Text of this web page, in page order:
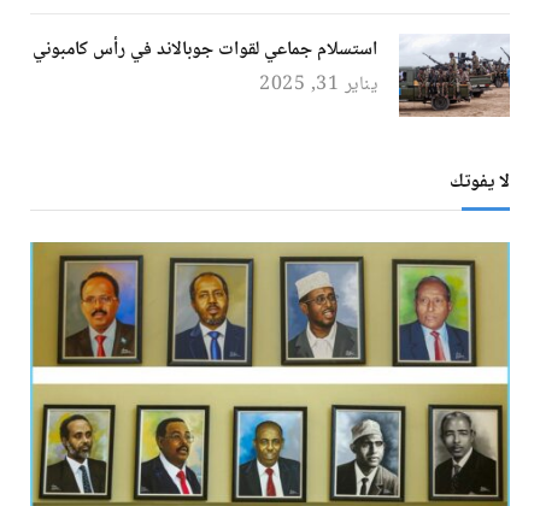
استسلام جماعي لقوات جوبالاند في رأس كامبوني
يناير 31, 2025
لا يفوتك